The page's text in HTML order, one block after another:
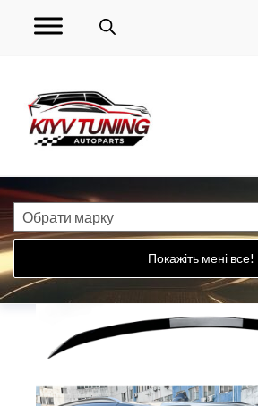
Покажіть мені все!